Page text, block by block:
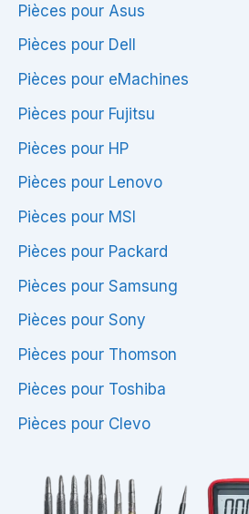
Pièces pour Asus
Pièces pour Dell
Pièces pour eMachines
Pièces pour Fujitsu
Pièces pour HP
Pièces pour Lenovo
Pièces pour MSI
Pièces pour Packard
Pièces pour Samsung
Pièces pour Sony
Pièces pour Thomson
Pièces pour Toshiba
Pièces pour Clevo